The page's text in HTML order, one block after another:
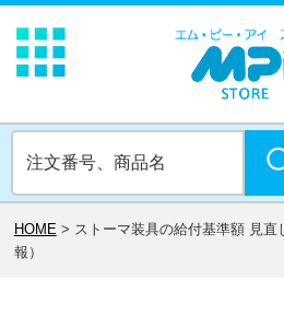
HOME > ストーマ装具の給付基準額 見
報）